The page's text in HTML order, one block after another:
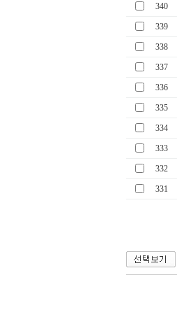
340
339
338
337
336
335
334
333
332
331